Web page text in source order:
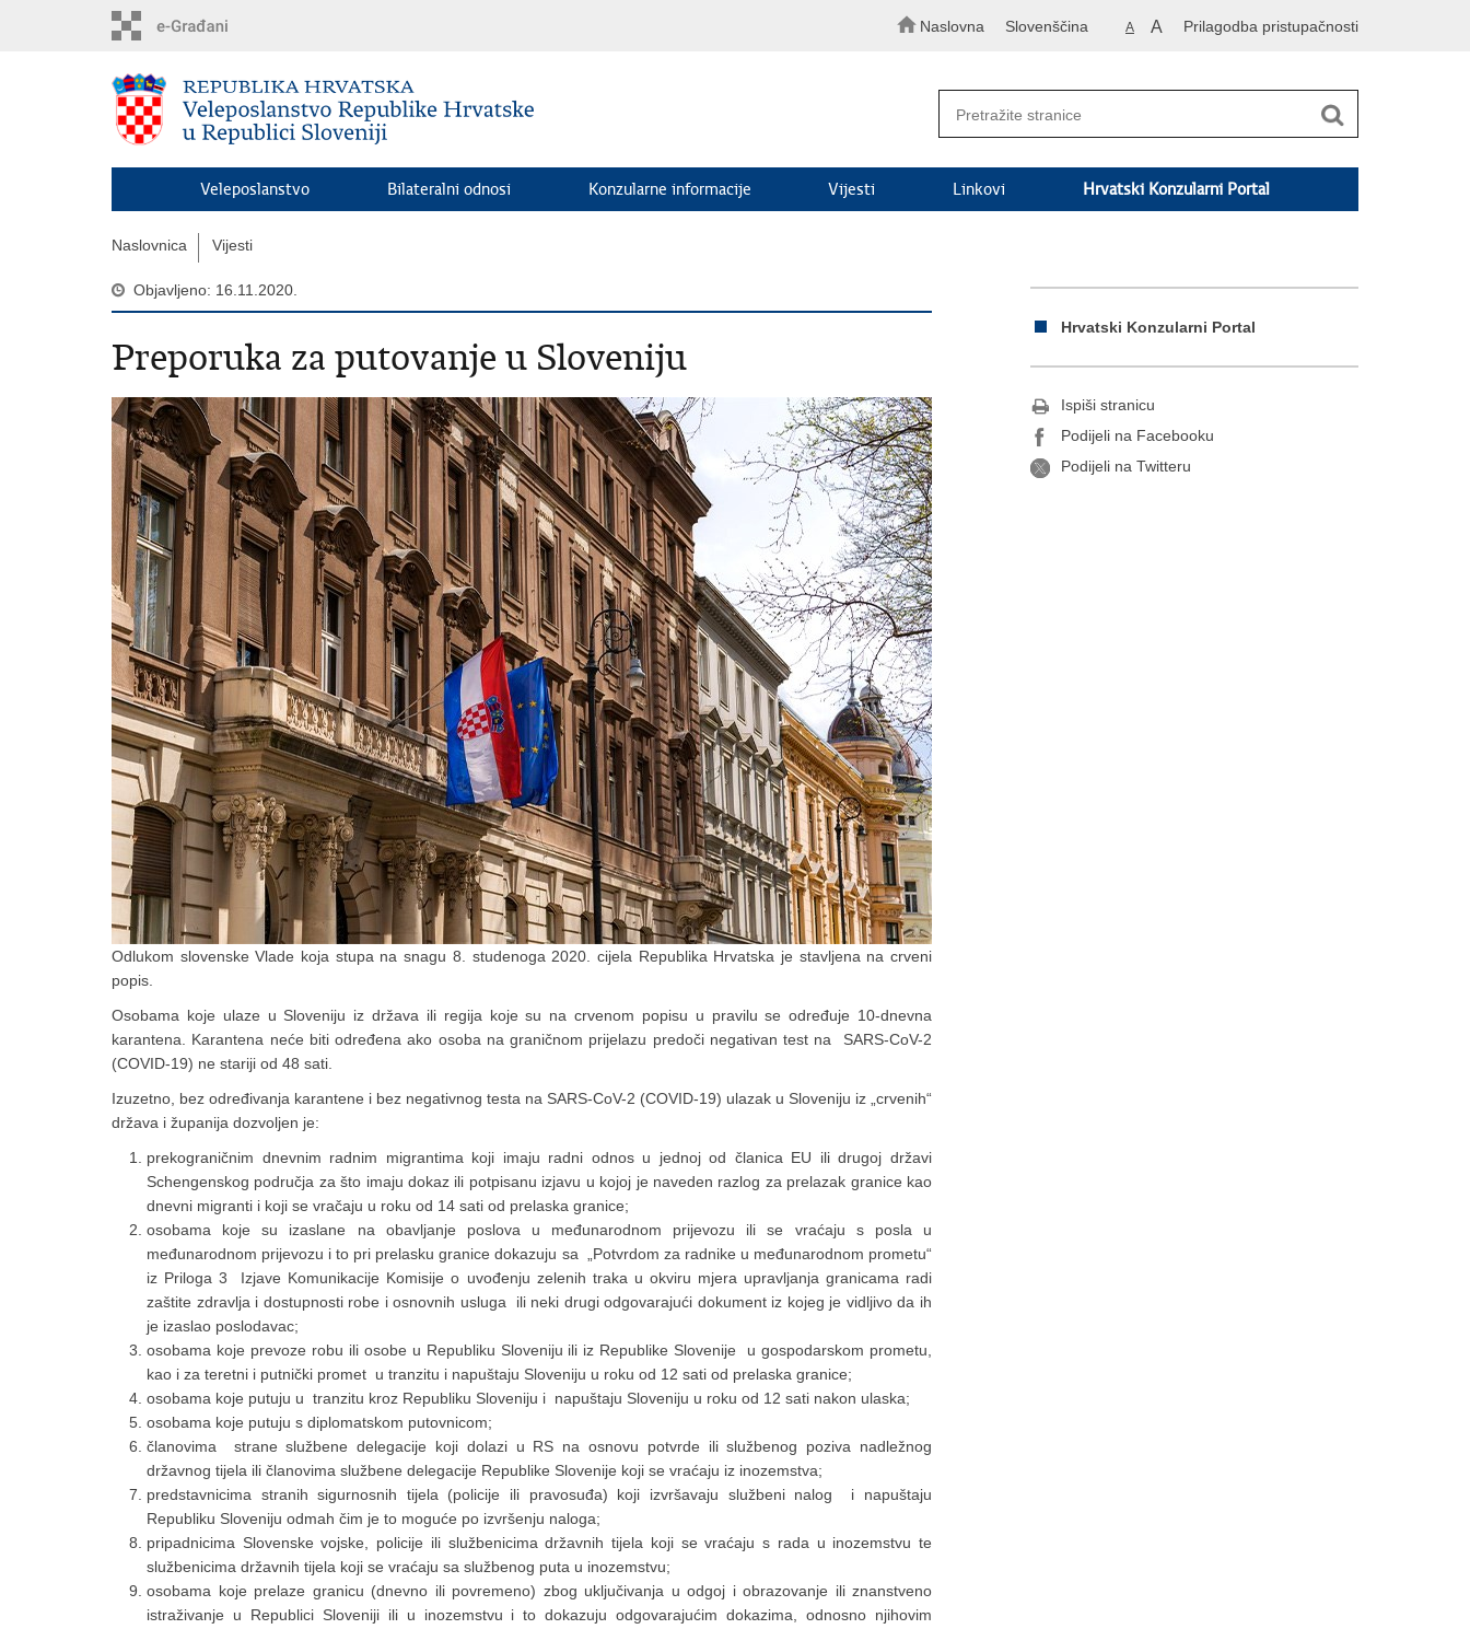
Naslovna Slovenščina A A Prilagodba pristupačnosti
Veleposlanstvo Bilateralni odnosi Konzularne informacije Vijesti Linkovi Hrvatski Konzularni Portal
Naslovnica Vijesti
Objavljeno: 16.11.2020.
Preporuka za putovanje u Sloveniju
Odlukom slovenske Vlade koja stupa na snagu 8. studenoga 2020. cijela Republika Hrvatska je stavljena na crveni
popis.
Osobama koje ulaze u Sloveniju iz država ili regija koje su na crvenom popisu u pravilu se određuje 10-dnevna
karantena. Karantena neće biti određena ako osoba na graničnom prijelazu predoči negativan test na SARS-CoV-2
(COVID-19) ne stariji od 48 sati.
Izuzetno, bez određivanja karantene i bez negativnog testa na SARS-CoV-2 (COVID-19) ulazak u Sloveniju iz „crvenih“
država i županija dozvoljen je:
prekograničnim dnevnim radnim migrantima koji imaju radni odnos u jednoj od članica EU ili drugoj državi
Schengenskog područja za što imaju dokaz ili potpisanu izjavu u kojoj je naveden razlog za prelazak granice kao
dnevni migranti i koji se vračaju u roku od 14 sati od prelaska granice;
osobama koje su izaslane na obavljanje poslova u međunarodnom prijevozu ili se vraćaju s posla u
međunarodnom prijevozu i to pri prelasku granice dokazuju sa „Potvrdom za radnike u međunarodnom prometu“
iz Priloga 3 Izjave Komunikacije Komisije o uvođenju zelenih traka u okviru mjera upravljanja granicama radi
zaštite zdravlja i dostupnosti robe i osnovnih usluga ili neki drugi odgovarajući dokument iz kojeg je vidljivo da ih
je izaslao poslodavac;
osobama koje prevoze robu ili osobe u Republiku Sloveniju ili iz Republike Slovenije u gospodarskom prometu,
kao i za teretni i putnički promet u tranzitu i napuštaju Sloveniju u roku od 12 sati od prelaska granice;
osobama koje putuju u tranzitu kroz Republiku Sloveniju i napuštaju Sloveniju u roku od 12 sati nakon ulaska;
osobama koje putuju s diplomatskom putovnicom;
članovima strane službene delegacije koji dolazi u RS na osnovu potvrde ili službenog poziva nadležnog
državnog tijela ili članovima službene delegacije Republike Slovenije koji se vraćaju iz inozemstva;
predstavnicima stranih sigurnosnih tijela (policije ili pravosuđa) koji izvršavaju službeni nalog i napuštaju
Republiku Sloveniju odmah čim je to moguće po izvršenju naloga;
pripadnicima Slovenske vojske, policije ili službenicima državnih tijela koji se vraćaju s rada u inozemstvu te
službenicima državnih tijela koji se vraćaju sa službenog puta u inozemstvu;
osobama koje prelaze granicu (dnevno ili povremeno) zbog uključivanja u odgoj i obrazovanje ili znanstveno
istraživanje u Republici Sloveniji ili u inozemstvu i to dokazuju odgovarajućim dokazima, odnosno njihovim
Hrvatski Konzularni Portal
Ispiši stranicu
Podijeli na Facebooku
Podijeli na Twitteru